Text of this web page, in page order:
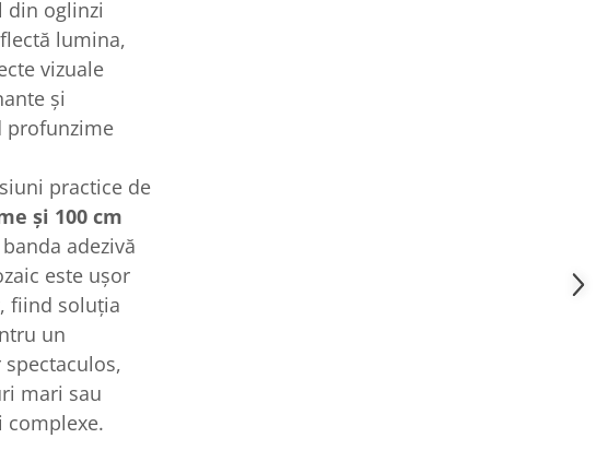
din oglinzi
lumina,
vizuale
și
profunzime
practice de
și 100 cm
banda adezivă
este ușor
fiind soluția
un
spectaculos,
mari sau
complexe.